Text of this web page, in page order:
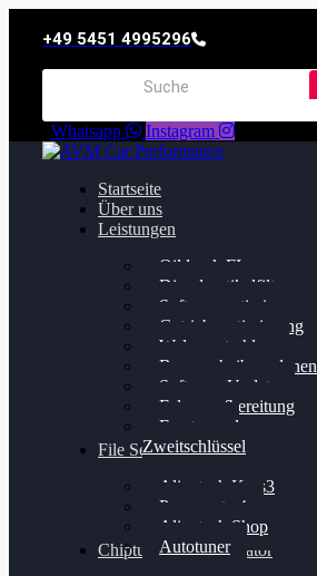
+49 5451 4995296
Whatsapp Instagram
Startseite
Über uns
Leistungen
Oildruck FIx
Dieselpartikelfilter
Softwareoptimierung
Getriebeoptimierung
Walnussstrahlen
Bremsscheiben planen
Software Update
Felgenaufbereitung
Ersatz- und
Zweitschlüssel
File Service
Alientech Kess3
Powergate 4
Alientech Shop
Autotuner
Chiptuning Konfigurator